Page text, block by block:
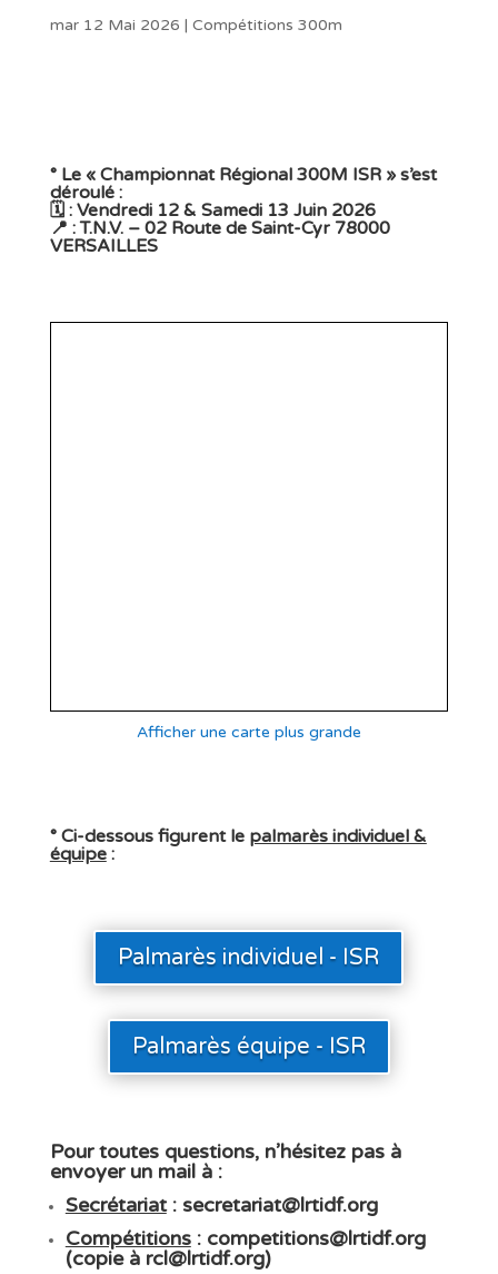
mar 12 Mai 2026 | Compétitions 300m
° Le « Championnat Régional 300M ISR » s’est
déroulé :
🗓️ : Vendredi 12 & Samedi 13 Juin 2026
📍 : T.N.V. – 02 Route de Saint-Cyr 78000
VERSAILLES
Afficher une carte plus grande
° Ci-dessous figurent le palmarès individuel &
équipe:
Palmarès individuel - ISR
Palmarès équipe - ISR
Pour toutes questions, n’hésitez pas à
envoyer un mail à :
Secrétariat: secretariat@lrtidf.org
Compétitions: competitions@lrtidf.org
(copie à rcl@lrtidf.org)